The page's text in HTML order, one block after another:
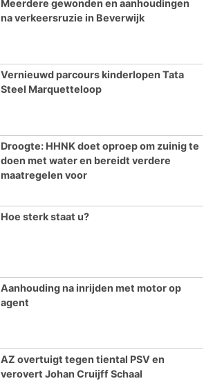
Meerdere gewonden en aanhoudingen
na verkeersruzie in Beverwijk
Vernieuwd parcours kinderlopen Tata
Steel Marquetteloop
Droogte: HHNK doet oproep om zuinig te
doen met water en bereidt verdere
maatregelen voor
Hoe sterk staat u?
Aanhouding na inrijden met motor op
agent
AZ overtuigt tegen tiental PSV en
verovert Johan Cruijff Schaal